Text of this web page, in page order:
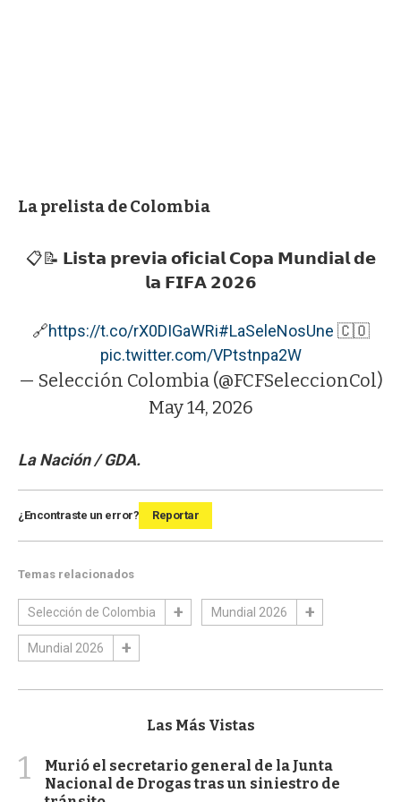
La prelista de Colombia
📋📝 𝗟𝗶𝘀𝘁𝗮 𝗽𝗿𝗲𝘃𝗶𝗮 𝗼𝗳𝗶𝗰𝗶𝗮𝗹 𝗖𝗼𝗽𝗮 𝗠𝘂𝗻𝗱𝗶𝗮𝗹 𝗱𝗲
𝗹𝗮 𝗙𝗜𝗙𝗔 𝟮𝟬𝟮𝟲
🔗https://t.co/rX0DIGaWRi#LaSeleNosUne 🇨🇴
pic.twitter.com/VPtstnpa2W
— Selección Colombia (@FCFSeleccionCol)
May 14, 2026
La Nación / GDA.
¿Encontraste un error? Reportar
Temas relacionados
Selección de Colombia Mundial 2026
Mundial 2026
Las Más Vistas
1
Murió el secretario general de la Junta
Nacional de Drogas tras un siniestro de